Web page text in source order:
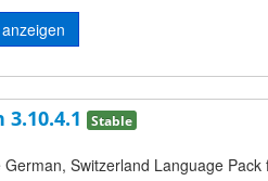
Stable
German, Switzerland Language